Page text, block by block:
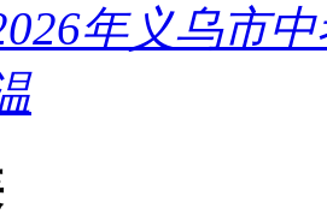
年义乌市